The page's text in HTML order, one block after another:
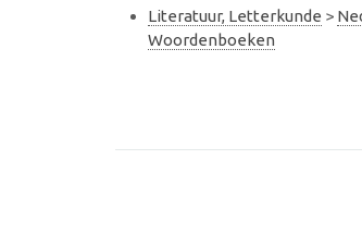
Literatuur, Letterkunde >
Woordenboeken